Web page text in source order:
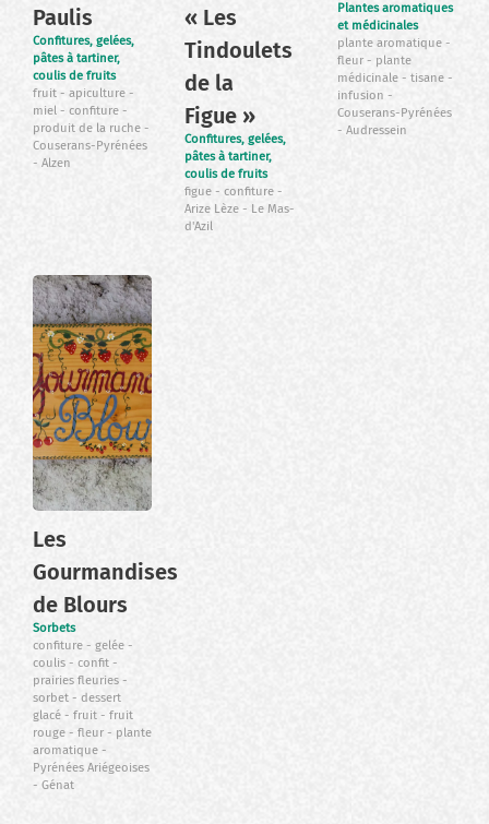
Paulis
Confitures, gelées,
pâtes à tartiner,
coulis de fruits
fruit
apiculture
miel
confiture
produit de la ruche
Couserans-Pyrénées
Alzen
« Les
Tindoulets
de la
Figue »
Confitures, gelées,
pâtes à tartiner,
coulis de fruits
figue
confiture
Arize Lèze
Le Mas-
d'Azil
Plantes aromatiques
et médicinales
plante aromatique
fleur
plante
médicinale
tisane
infusion
Couserans-Pyrénées
Audressein
Les
Gourmandises
de Blours
Sorbets
confiture
gelée
coulis
confit
prairies fleuries
sorbet
dessert
glacé
fruit
fruit
rouge
fleur
plante
aromatique
Pyrénées Ariégeoises
Génat